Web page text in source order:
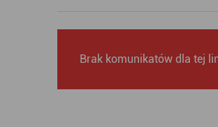
Brak komunikatów dla tej